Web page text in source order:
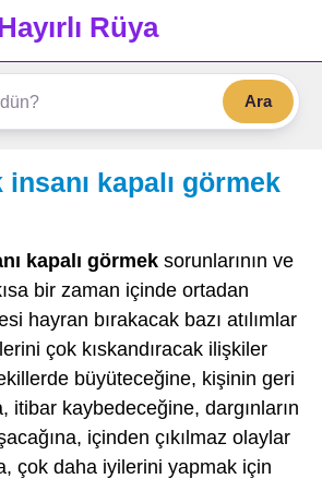
Rüya
Ara
insanı kapalı görmek
kapalı görmek sorunlarının ve
bir zaman içinde ortadan
hayran bırakacak bazı atılımlar
çok kıskandıracak ilişkiler
büyüteceğine, kişinin geri
itibar kaybedeceğine, dargınların
içinden çıkılmaz olaylar
çok daha iyilerini yapmak için